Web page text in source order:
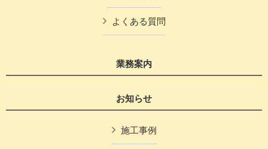
よくある質問
業務案内
お知らせ
施工事例